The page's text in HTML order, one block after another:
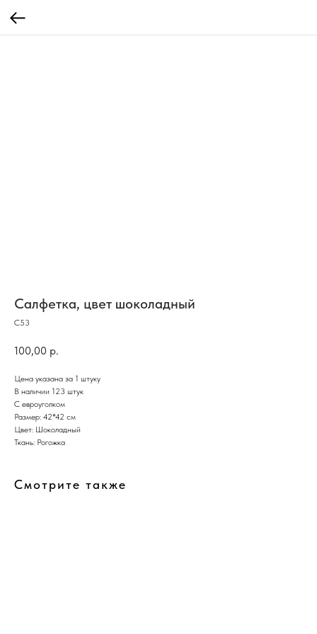
Салфетка, цвет шоколадный
С53
100,00 р.
Цена указана за 1 штуку
В наличии 123 штук
С евроуголком
Размер: 42*42 см
Цвет: Шоколадный
Ткань: Рогожка
Смотрите также